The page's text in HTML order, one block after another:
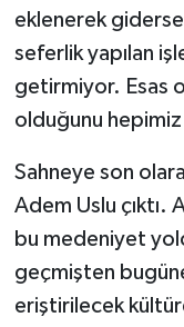
eklenerek
seferlik yapılan
getirmiyor. Esas
olduğunu
Sahneye son
Adem Uslu çıktı.
bu medeniyet
geçmişten
eriştirilecek